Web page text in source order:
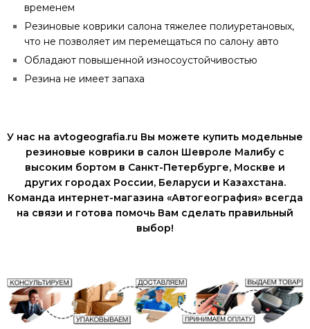
временем
Резиновые коврики салона тяжелее полиуретановых,
что не позволяет им перемещаться по салону авто
Обладают повышенной износоустойчивостью
Резина не имеет запаха
У нас на avtogeografia.ru Вы можете купить модельные
резиновые коврики в салон Шевроле Малибу с
высоким бортом в Санкт-Петербурге, Москве и
других городах России, Беларуси и Казахстана.
Команда интернет-магазина «Автогеография» всегда
на связи и готова помочь Вам сделать правильный
выбор!